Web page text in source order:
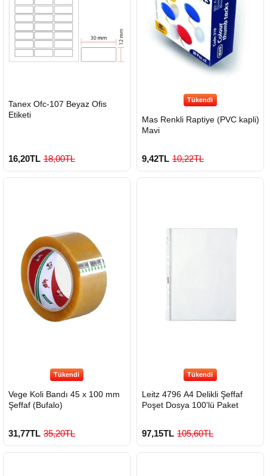
GÖNDERİ
Tanex Ofc-107 Beyaz Ofis
Etiketi
16,20TL 18,00TL
Tükendi
Mas Renkli Raptiye (PVC kapli)
Mavi
9,42TL 10,22TL
Tükendi
Vege Koli Bandı 45 x 100 mm
Şeffaf (Bufalo)
31,77TL 35,20TL
Tükendi
Leitz 4796 A4 Delikli Şeffaf
Poşet Dosya 100'lü Paket
97,15TL 105,60TL